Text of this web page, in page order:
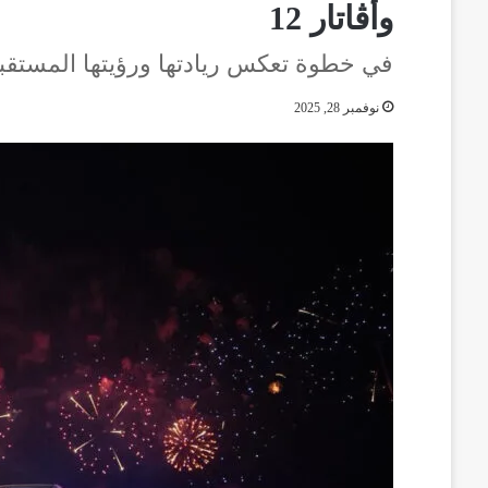
وأڤاتار 12
في خطوة تعكس ريادتها ورؤيتها
نوفمبر 28, 2025